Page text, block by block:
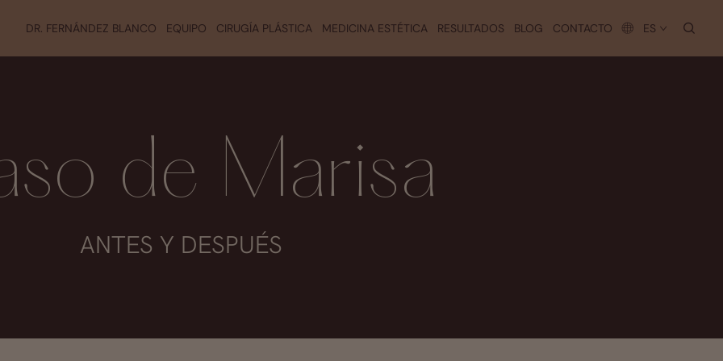
DR. FERNÁNDEZ BLANCO EQUIPO CIRUGÍA PLÁSTICA MEDICINA ESTÉTICA RESULTADOS BLOG CONTACTO ES
de Marisa
ANTES Y DESPUÉS